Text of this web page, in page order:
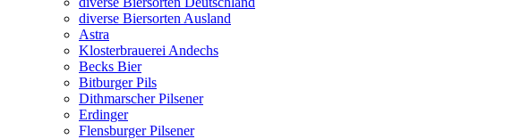
diverse Biersorten Ausland
Astra
Klosterbrauerei Andechs
Becks Bier
Bitburger Pils
Dithmarscher Pilsener
Erdinger
Flensburger Pilsener